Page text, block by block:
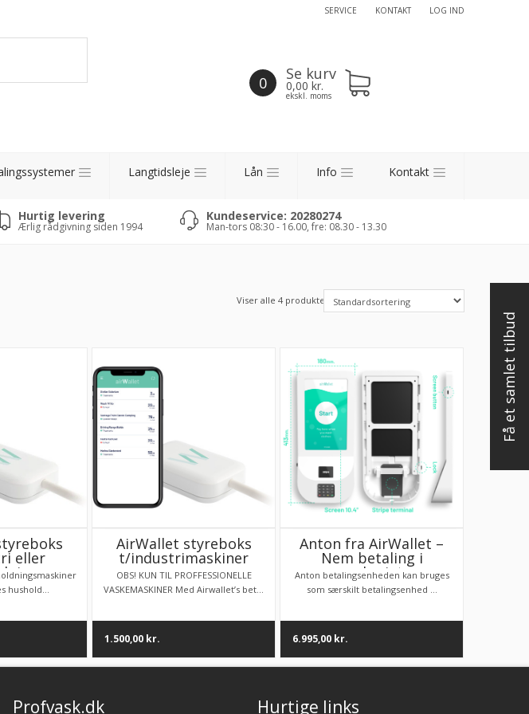
SERVICE KONTAKT LOG IND
0 Se kurv
0,00kr.
ekskl. moms
Langtidsleje Lån Info Kontakt
Hurtig levering
Ærlig rådgivning siden 1994
Kundeservice: 20280274
Man-tors 08:30 - 16.00, fre: 08.30 - 13.30
Viser alle 4 produkter
eller
hushold...
AirWallet styreboks
t/industrimaskiner
OBS! KUN TIL PROFFESSIONELLE
VASKEMASKINER Med Airwallet’s bet...
1.500,00 kr.
Anton fra AirWallet –
Nem betaling i
vaskeriet
Anton betalingsenheden kan bruges
som særskilt betalingsenhed ...
6.995,00 kr.
Profvask.dk Hurtige links
Få et samlet tilbud